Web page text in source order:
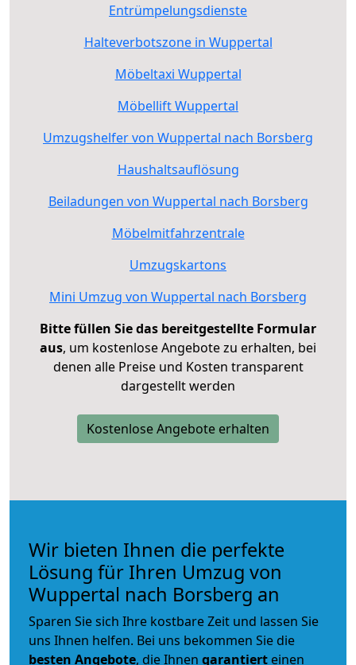
Entrümpelungsdienste
Halteverbotszone in Wuppertal
Möbeltaxi Wuppertal
Möbellift Wuppertal
Umzugshelfer von Wuppertal nach Borsberg
Haushaltsauflösung
Beiladungen von Wuppertal nach Borsberg
Möbelmitfahrzentrale
Umzugskartons
Mini Umzug von Wuppertal nach Borsberg
Bitte füllen Sie das bereitgestellte Formular
aus, um kostenlose Angebote zu erhalten, bei
denen alle Preise und Kosten transparent
dargestellt werden
Kostenlose Angebote erhalten
Wir bieten Ihnen die perfekte
Lösung für Ihren Umzug von
Wuppertal nach Borsberg an
Sparen Sie sich Ihre kostbare Zeit und lassen Sie
uns Ihnen helfen. Bei uns bekommen Sie die
besten Angebote, die Ihnen garantiert einen